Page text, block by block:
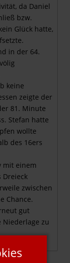
da Daniel
bzw.
Glück hatte,
in der 64.
keine
zeigte der
81. Minute
Stefan hatte
wollte
des 16ers
mit einem
Dreieck
zwischen
Chance.
gut
zu